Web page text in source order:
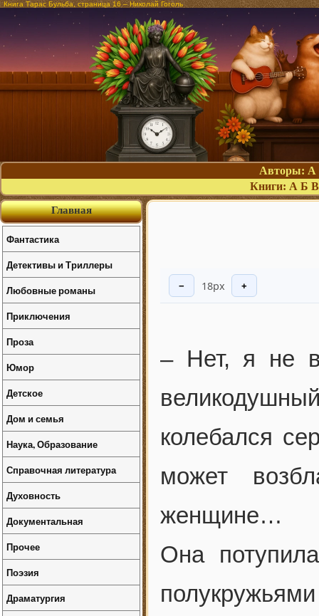
Книга Тарас Бульба, страница 16 – Николай Гоголь
Авторы: А
Книги: А Б В
− 18px +
– Нет, я не в
колебался
может
женщине…
Она
Главная
Фантастика
Детективы и Триллеры
Любовные романы
Приключения
Проза
Юмор
Детское
Дом и семья
Наука, Образование
Справочная литература
Духовность
Документальная
Прочее
Поэзия
Драматургия